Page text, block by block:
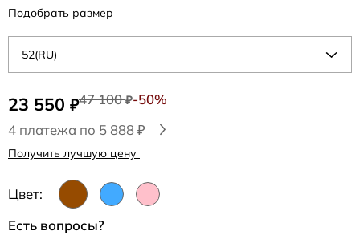
23 550 ₽47 100₽-50%
4 платежа по 5 888 ₽
Получить лучшую цену
Цвет:
52(RU)
Подобрать размер
Есть вопросы?